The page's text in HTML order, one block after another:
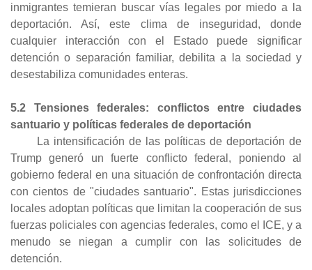
inmigrantes temieran buscar vías legales por miedo a la
deportación. Así, este clima de inseguridad, donde
cualquier interacción con el Estado puede significar
detención o separación familiar, debilita a la sociedad y
desestabiliza comunidades enteras.
5.2 Tensiones federales: conflictos entre ciudades
santuario y políticas federales de deportación
La intensificación de las políticas de deportación de
Trump generó un fuerte conflicto federal, poniendo al
gobierno federal en una situación de confrontación directa
con cientos de "ciudades santuario". Estas jurisdicciones
locales adoptan políticas que limitan la cooperación de sus
fuerzas policiales con agencias federales, como el ICE, y a
menudo se niegan a cumplir con las solicitudes de
detención.